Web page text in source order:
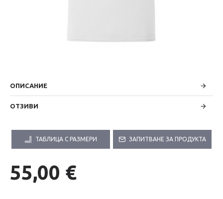
ОПИСАНИЕ
ОТЗИВИ
ТАБЛИЦА С РАЗМЕРИ ЗАПИТВАНЕ ЗА ПРОДУКТА
55,00 €